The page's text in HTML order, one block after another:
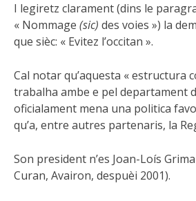
I legiretz clarament (dins le
« Nommage (sic) des voies ») la
que sièc: « Evitez l’occitan ».
Cal notar qu’aquesta « estructura
trabalha ambe e pel departament
oficialament mena una politica
qu’a, entre autres partenaris, la
Son president n’es Joan-Loís
Curan, Avairon, despuèi 2001).